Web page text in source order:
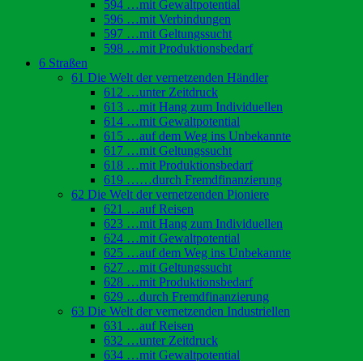
594 …mit Gewaltpotential
596 …mit Verbindungen
597 …mit Geltungssucht
598 …mit Produktionsbedarf
6 Straßen
61 Die Welt der vernetzenden Händler
612 …unter Zeitdruck
613 …mit Hang zum Individuellen
614 …mit Gewaltpotential
615 …auf dem Weg ins Unbekannte
617 …mit Geltungssucht
618 …mit Produktionsbedarf
619 ……durch Fremdfinanzierung
62 Die Welt der vernetzenden Pioniere
621 …auf Reisen
623 …mit Hang zum Individuellen
624 …mit Gewaltpotential
625 …auf dem Weg ins Unbekannte
627 …mit Geltungssucht
628 …mit Produktionsbedarf
629 …durch Fremdfinanzierung
63 Die Welt der vernetzenden Industriellen
631 …auf Reisen
632 …unter Zeitdruck
634 …mit Gewaltpotential